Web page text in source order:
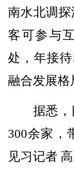
南水北调
客可参与
处，年接
融合发展格
据悉，目
300余家，
见习记者